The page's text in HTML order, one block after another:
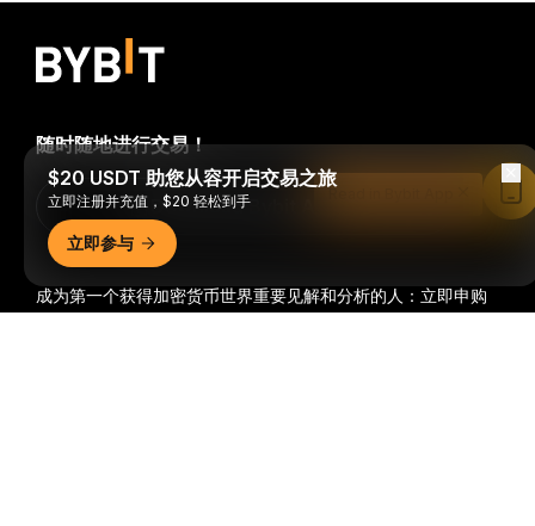
成为第一个获得加密货币世界重要见解和分析的人：立即申购
随时随地进行交易！
Download Bybit App
$20 USDT 助您从容开启交易之旅
立即注册并充值，$20 轻松到手
立即参与